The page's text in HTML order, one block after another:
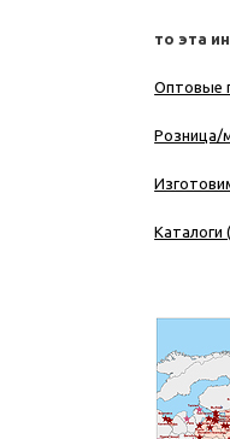
то эта
Оптовые
Розница/
Каталоги